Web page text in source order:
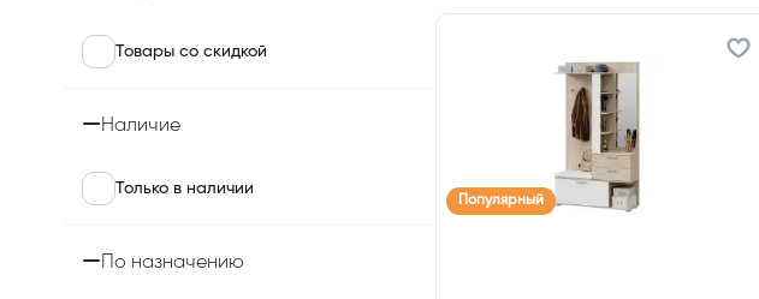
Товары со скидкой
Наличие
Только в наличии
По назначению
Популярный